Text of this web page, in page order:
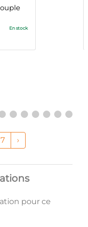
En stock
7 ›
pour ce